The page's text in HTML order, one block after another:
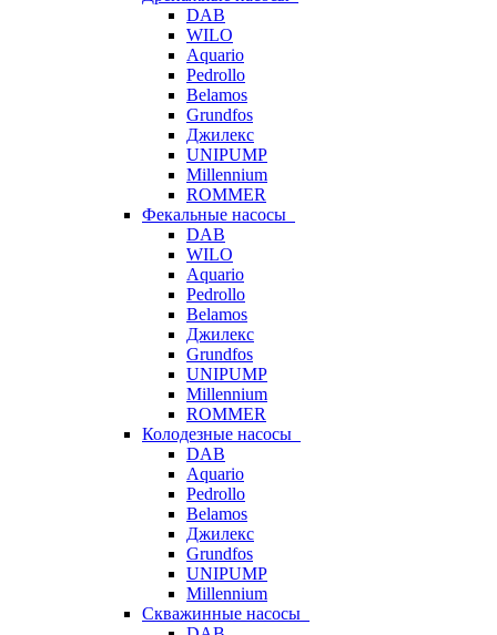
DAB
WILO
Aquario
Pedrollo
Belamos
Grundfos
Джилекс
UNIPUMP
Millennium
ROMMER
Фекальные насосы
DAB
WILO
Aquario
Pedrollo
Belamos
Джилекс
Grundfos
UNIPUMP
Millennium
ROMMER
Колодезные насосы
DAB
Aquario
Pedrollo
Belamos
Джилекс
Grundfos
UNIPUMP
Millennium
Скважинные насосы